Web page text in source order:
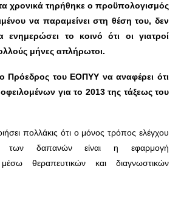
χρονικά τηρήθηκε ο προϋπολογισμός
να παραμείνει στη θέση του, δεν
ενημερώσει το κοινό ότι
οι γιατροί
μήνες απλήρωτοι.
ο Πρόεδρος του ΕΟΠΥΥ να αναφέρει ότι
για το 2013 της τάξεως του
πολλάκις ότι ο μόνος τρόπος ελέγχου
των δαπανών είναι η εφαρμογή
θεραπευτικών και διαγνωστικών